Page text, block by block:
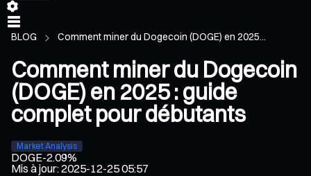
BLOG Comment miner du Dogecoin (DOGE) en 2025...
Comment miner du Dogecoin
(DOGE) en 2025 : guide
complet pour débutants
Market Analysis
DOGE-2.09%
Mis à jour:2025-12-25 05:57